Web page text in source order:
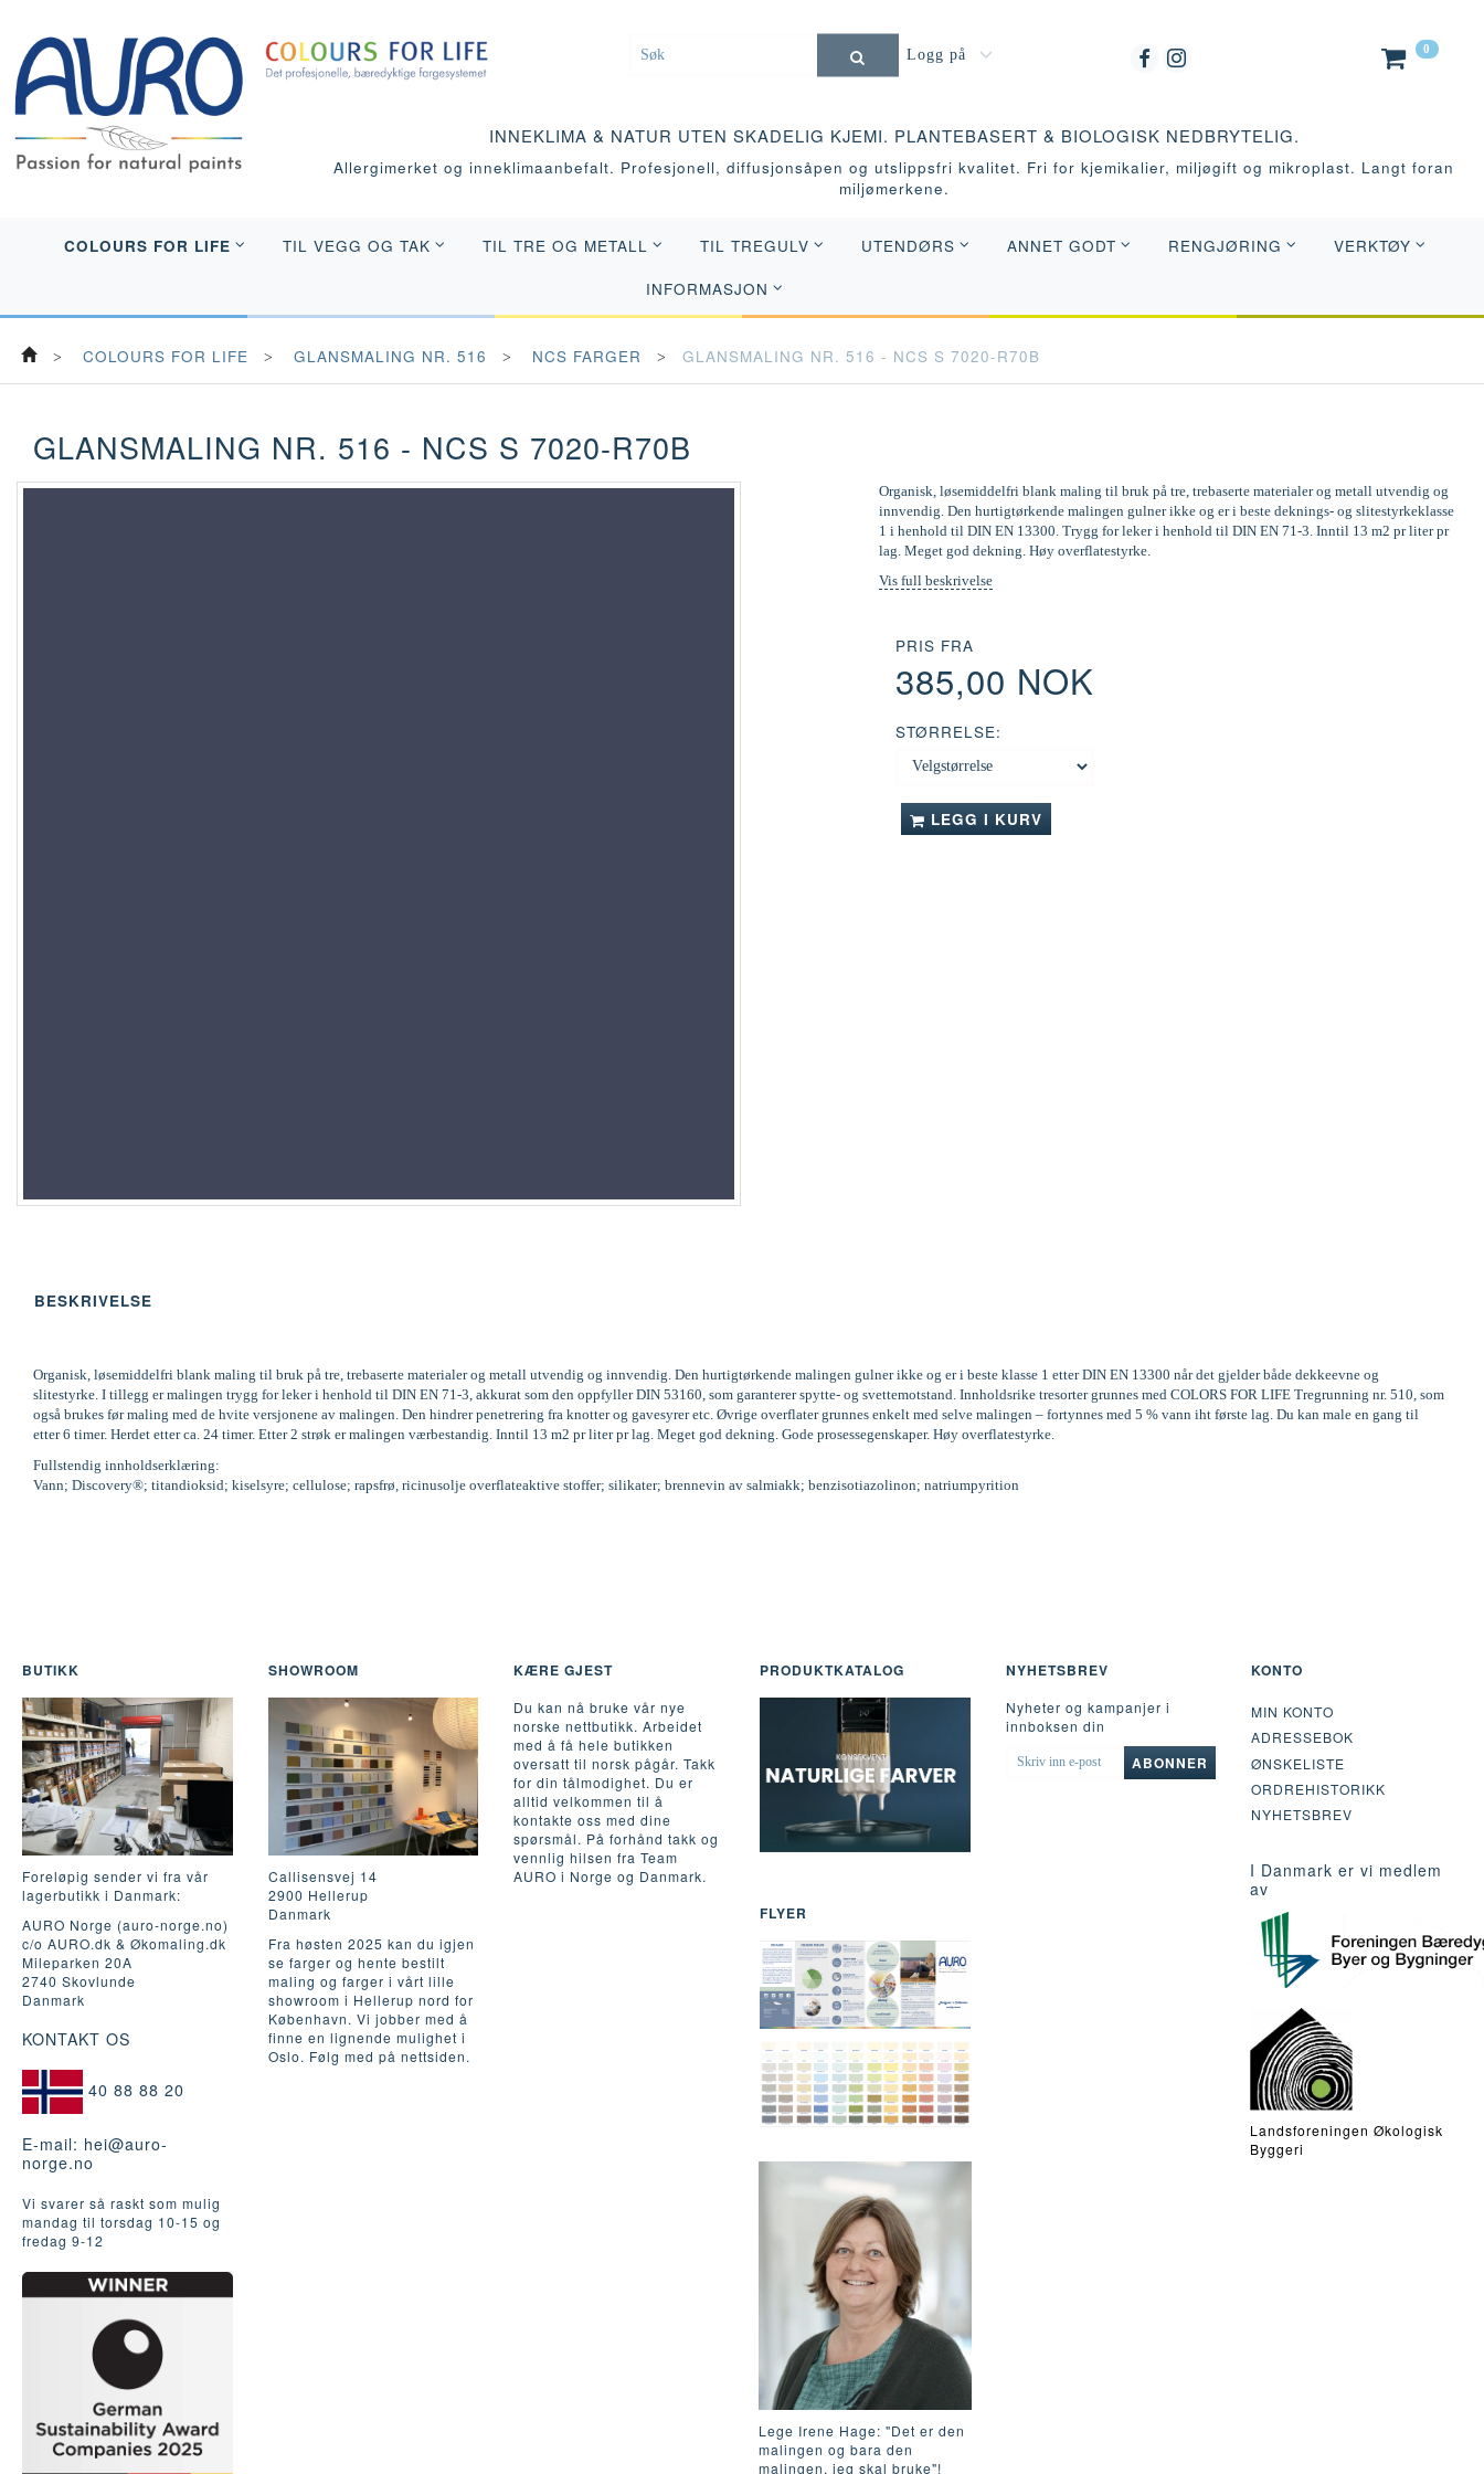
0
Logg på
INNEKLIMA & NATUR UTEN SKADELIG KJEMI. PLANTEBASERT & BIOLOGISK NEDBRYTELIG.
Allergimerket og inneklimaanbefalt. Profesjonell, diffusjonsåpen og utslippsfri kvalitet. Fri for kjemikalier, miljøgift og mikroplast. Langt foran
miljømerkene.
COLOURS FOR LIFE TIL VEGG OG TAK TIL TRE OG METALL TIL TREGULV UTENDØRS ANNET GODT RENGJØRING VERKTØY
INFORMASJON
COLOURS FOR LIFE GLANSMALING NR. 516 NCS FARGER GLANSMALING NR. 516 - NCS S 7020-R70B
GLANSMALING NR. 516 - NCS S 7020-R70B
Organisk, løsemiddelfri blank maling til bruk på tre, trebaserte materialer og metall utvendig og
innvendig. Den hurtigtørkende malingen gulner ikke og er i beste deknings- og slitestyrkeklasse
1 i henhold til DIN EN 13300. Trygg for leker i henhold til DIN EN 71-3. Inntil 13 m2 pr liter pr
lag. Meget god dekning. Høy overflatestyrke.
Vis full beskrivelse
PRIS FRA
385,00 NOK
STØRRELSE:
LEGG I KURV
BESKRIVELSE
Organisk, løsemiddelfri blank maling til bruk på tre, trebaserte materialer og metall utvendig og innvendig. Den hurtigtørkende malingen gulner ikke og er i beste klasse 1 etter DIN EN 13300 når det gjelder både dekkeevne og
slitestyrke. I tillegg er malingen trygg for leker i henhold til DIN EN 71-3, akkurat som den oppfyller DIN 53160, som garanterer spytte- og svettemotstand. Innholdsrike tresorter grunnes med COLORS FOR LIFE Tregrunning nr. 510, som
også brukes før maling med de hvite versjonene av malingen. Den hindrer penetrering fra knotter og gavesyrer etc. Øvrige overflater grunnes enkelt med selve malingen – fortynnes med 5 % vann iht første lag. Du kan male en gang til
etter 6 timer. Herdet etter ca. 24 timer. Etter 2 strøk er malingen værbestandig. Inntil 13 m2 pr liter pr lag. Meget god dekning. Gode prosessegenskaper. Høy overflatestyrke.
Fullstendig innholdserklæring:
Vann; Discovery®; titandioksid; kiselsyre; cellulose; rapsfrø, ricinusolje overflateaktive stoffer; silikater; brennevin av salmiakk; benzisotiazolinon; natriumpyrition
BUTIKK
Foreløpig sender vi fra vår
lagerbutikk i Danmark:
AURO Norge (auro-norge.no)
c/o AURO.dk & Økomaling.dk
Mileparken 20A
2740 Skovlunde
Danmark
KONTAKT OS
40 88 88 20
E-mail: hei@auro-
norge.no
Vi svarer så raskt som mulig
mandag til torsdag 10-15 og
fredag ​​9-12
SHOWROOM
Callisensvej 14
2900 Hellerup
Danmark
Fra høsten 2025 kan du igjen
se farger og hente bestilt
maling og farger i vårt lille
showroom i Hellerup nord for
København. Vi jobber med å
finne en lignende mulighet i
Oslo. Følg med på nettsiden.
KÆRE GJEST
Du kan nå bruke vår nye
norske nettbutikk. Arbeidet
med å få hele butikken
oversatt til norsk pågår. Takk
for din tålmodighet. Du er
alltid velkommen til å
kontakte oss med dine
spørsmål. På forhånd takk og
vennlig hilsen fra Team
AURO i Norge og Danmark.
PRODUKTKATALOG
FLYER
Lege Irene Hage: "Det er den
malingen og bara den
malingen, jeg skal bruke"!
NYHETSBREV
Nyheter og kampanjer i
innboksen din
SKRIV
ABONNER
KONTO
MIN KONTO
ADRESSEBOK
ØNSKELISTE
ORDREHISTORIKK
NYHETSBREV
I Danmark er vi medlem
av
Landsforeningen Økologisk
Byggeri